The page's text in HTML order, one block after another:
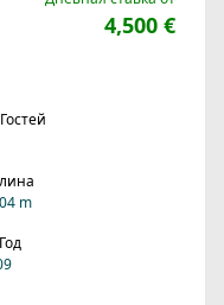
4,500 €
Гостей
m